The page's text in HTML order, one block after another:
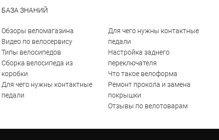
БАЗА ЗНАНИЙ
Обзоры веломагазина
Видео по велосервису
Типы велосипедов
Сборка велосипеда из
коробки
Для чего нужны контактные
педали
Для чего нужны контактные
педали
Настройка заднего
переключателя
Что такое велоформа
Ремонт прокола и замена
покрышки
Отзывы по велотоварам